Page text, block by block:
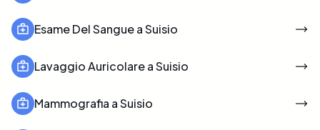
Esame Del Sangue a Suisio
Lavaggio Auricolare a Suisio
Mammografia a Suisio